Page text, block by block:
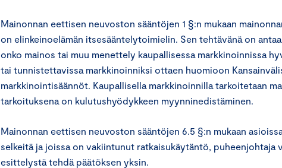
Mainonnan eettisen neuvoston sääntöjen 1 §:n mukaan
on elinkeinoelämän itsesääntelytoimielin. Sen tehtävänä on
onko mainos tai muu menettely kaupallisessa markkinoinnissa
tai tunnistettavissa markkinoinniksi ottaen huomioon
markkinointisäännöt. Kaupallisella markkinoinnilla tarkoitetaan
tarkoituksena on kulutushyödykkeen myynninedistäminen.
Mainonnan eettisen neuvoston sääntöjen 6.5 §:n mukaan
selkeitä ja joissa on vakiintunut ratkaisukäytäntö, puheenjohtaja
esittelystä tehdä päätöksen yksin.